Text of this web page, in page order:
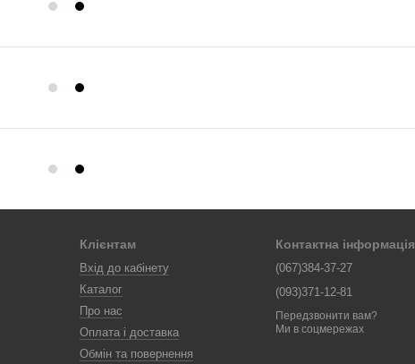
Клієнтам
Вхід до кабінету
Каталог
Про нас
Оплата і доставка
Обмін та повернення
Контактна інформація
(067)384-37-27
(093)371-12-81
Передзвонити вам?
Ми в соцмережах